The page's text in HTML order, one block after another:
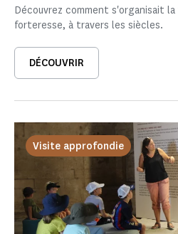
Découvrez comment s'organisait
forteresse, à travers les siècles.
DÉCOUVRIR
Visite approfondie